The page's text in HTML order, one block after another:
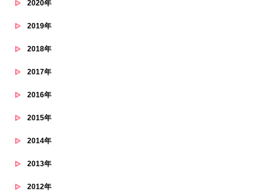
2020年
2019年
2018年
2017年
2016年
2015年
2014年
2013年
2012年